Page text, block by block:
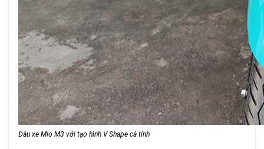
Đầu xe Mio M3 với tạo hình V Shape cá tính